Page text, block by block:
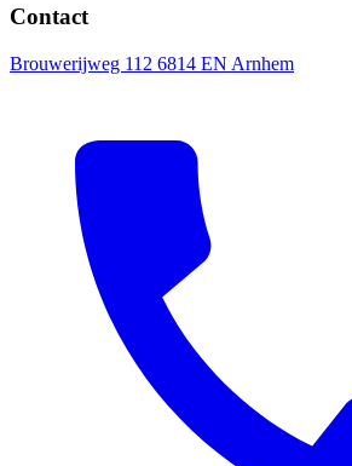
Contact
Brouwerijweg 112 6814 EN Arnhem